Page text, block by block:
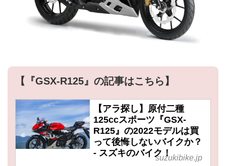
【『GSX-R125』の記事はこちら】
【アラ探し】原付二種
125ccスポーツ『GSX-
R125』の2022モデルは買
って後悔しないバイクか？
- スズキのバイク！suzukibike.jp